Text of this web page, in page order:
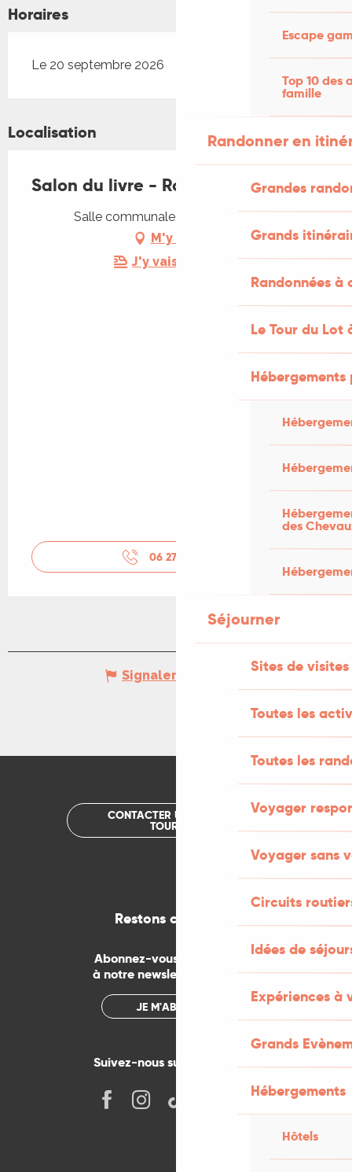
Escape
Top 10 des
famille
Randonner en
Grandes
Grands
Randonnées
Le Tour du Lot
des
Séjourner
Sites de visites
Toutes les
Toutes les
Voyager
Voyager sans
Circuits
Idées de
Expériences à
Grands
Hébergements
Hôtels
Horaires
Le 20 septembre 2026
Localisation
Salon du livre - Roman policier
Salle communale, 46330 Cabrerets
M'y rendre
J'y vais en train !
06 27 30 63
Signaler une erreur
CONTACTER UN OFFICE DE
TOURISME
Restons connectés
Abonnez-vous gratuitement
à notre newsletter mensuelle
JE M'ABONNE
Suivez-nous sur les réseaux !